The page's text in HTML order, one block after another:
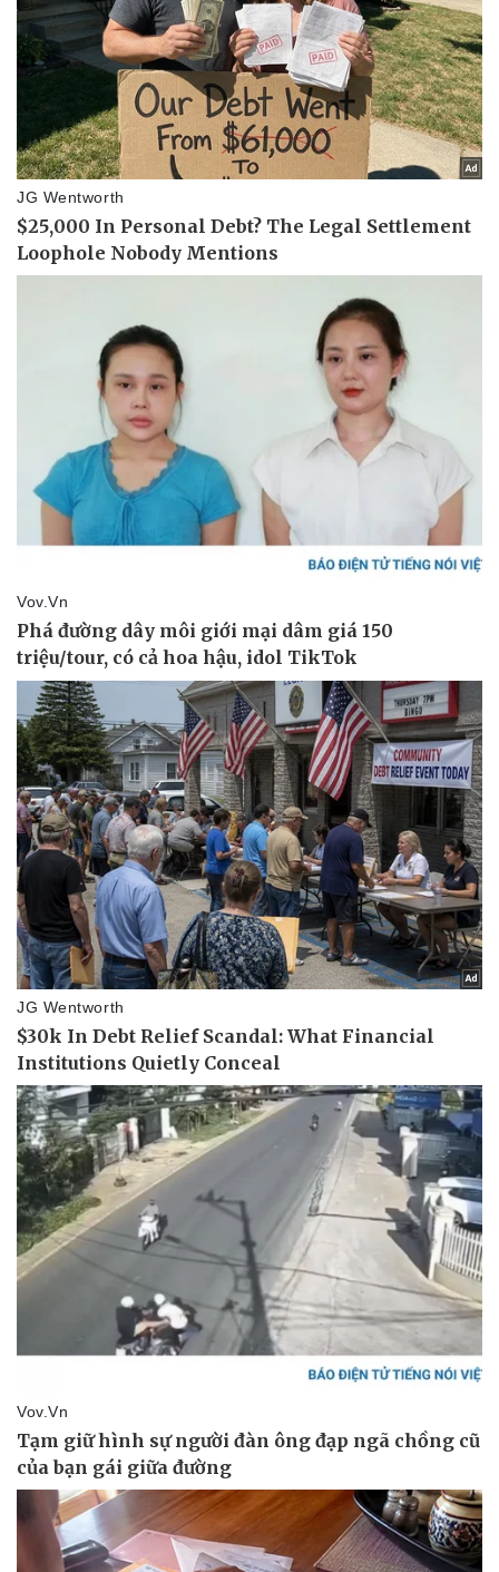
Thể thao
Bóng đá
Lịch thi đấu bóng đá
Thế giới thể thao
eSports
Ô tô - Xe máy
Ô tô
Xe máy